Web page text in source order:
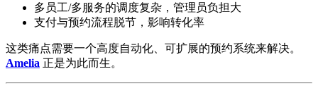
多员工/多服务的调度复杂，管理员负担大
支付与预约流程脱节，影响转化率
这类痛点需要一个高度自动化、可扩展的预约系统来解决。
Amelia 正是为此而生。